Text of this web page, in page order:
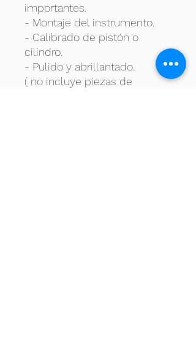
importantes.
- Montaje del instrumento.
- Calibrado de pistón o
cilindro.
- Pulido y abrillantado.
( no incluye piezas de